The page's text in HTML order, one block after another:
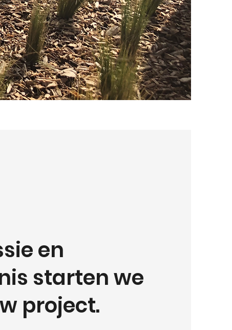
en
starten we
project.